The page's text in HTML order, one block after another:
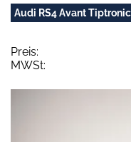
Audi RS4 Avant
Preis:
MWSt: